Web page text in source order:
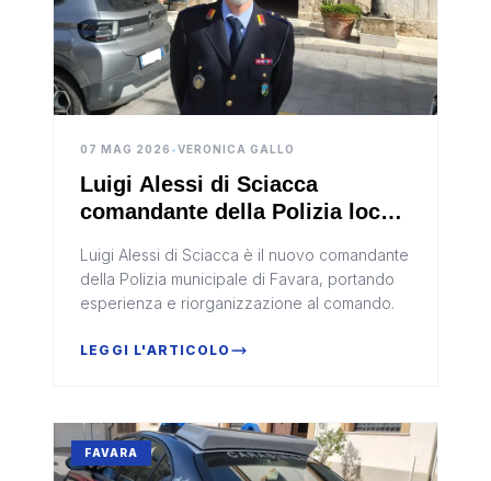
07 MAG 2026 •VERONICA GALLO
Luigi Alessi di Sciacca
comandante della Polizia locale
Luigi Alessi di Sciacca è il nuovo comandante
della Polizia municipale di Favara, portando
esperienza e riorganizzazione al comando.
LEGGI L'ARTICOLO
FAVARA